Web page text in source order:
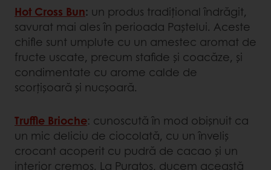
Hot Cross Bun: un produs tradițional îndrăgit,
savurat mai ales în perioada Paștelui. Aceste
chifle sunt umplute cu un amestec aromat de
fructe uscate, precum stafide și coacăze, și
condimentate cu arome calde de
scorțișoară și nucșoară.
Truffle Brioche: cunoscută în mod obișnuit ca
un mic deliciu de ciocolată, cu un înveliș
crocant acoperit cu pudră de cacao și un
interior cremos. La Puratos, ducem această